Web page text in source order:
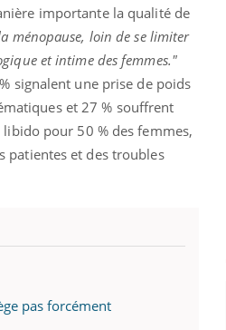
importante la qualité de
ménopause, loin de se limiter
et intime des femmes."
signalent une prise de poids
et 27 % souffrent
pour 50 % des femmes,
patientes et des troubles
pas forcément